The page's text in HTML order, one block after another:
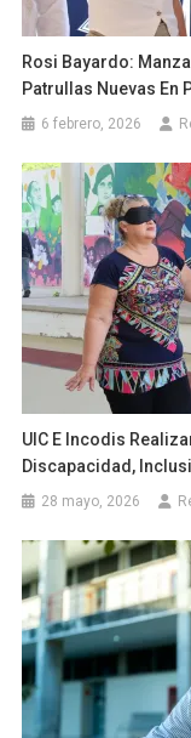
Rosi Bayardo:
Patrullas Nuevas En
6 febrero, 2026
UIC E Incodis
Discapacidad,
28 mayo, 2026